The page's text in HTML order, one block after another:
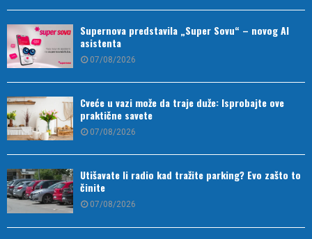
Supernova predstavila „Super Sovu“ – novog AI
asistenta
07/08/2026
Cveće u vazi može da traje duže: Isprobajte ove
praktične savete
07/08/2026
Utišavate li radio kad tražite parking? Evo zašto to
činite
07/08/2026